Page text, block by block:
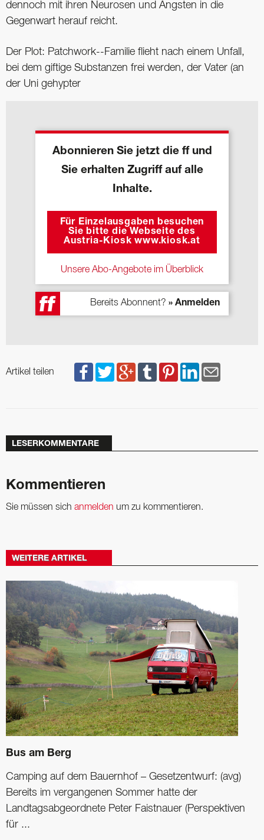
dennoch mit ihren Neurosen und Ängsten in die
Gegenwart herauf reicht.
Der Plot: Patchwork--Familie flieht nach einem Unfall,
bei dem giftige Substanzen frei werden, der Vater (an
der Uni gehypter
Abonnieren Sie jetzt die ff und
Sie erhalten Zugriff auf alle
Inhalte.
Für Einzelausgaben besuchen
Sie bitte die Webseite des
Austria-Kiosk www.kiosk.at
Unsere Abo-Angebote im Überblick
Bereits Abonnent? » Anmelden
Artikel teilen
LESERKOMMENTARE
Kommentieren
Sie müssen sich anmelden um zu kommentieren.
WEITERE ARTIKEL
Bus am Berg
Camping auf dem Bauernhof – Gesetzentwurf: (avg)
Bereits im vergangenen Sommer hatte der
Landtagsabgeordnete Peter Faistnauer (Perspektiven
für ...